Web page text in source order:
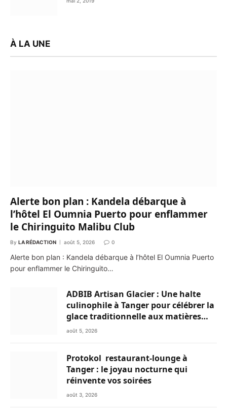
À LA UNE
Alerte bon plan : Kandela débarque à
l’hôtel El Oumnia Puerto pour enflammer
le Chiringuito Malibu Club
By LA RÉDACTION août 5, 2026 0
Alerte bon plan : Kandela débarque à l’hôtel El Oumnia Puerto
pour enflammer le Chiringuito…
ADBIB Artisan Glacier : Une halte
culinophile à Tanger pour célébrer la
glace traditionnelle aux matières
premières de choix
août 5, 2026
Protokol restaurant-lounge à
Tanger : le joyau nocturne qui
réinvente vos soirées
août 3, 2026